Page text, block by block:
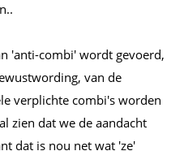
'anti-combi' wordt gevoerd,
van de
verplichte combi's worden
zien dat we de aandacht
dat is nou net wat 'ze'